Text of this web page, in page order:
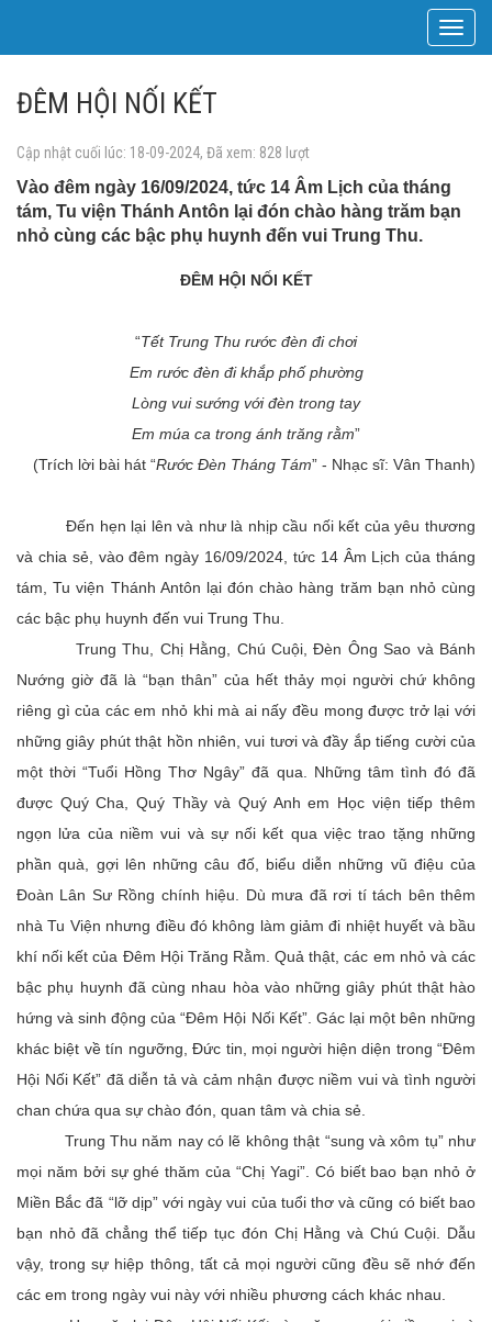
Toggle
ĐÊM HỘI NỐI KẾT
Cập nhật cuối lúc: 18-09-2024, Đã xem: 828 lượt
Vào đêm ngày 16/09/2024, tức 14 Âm Lịch của tháng
tám, Tu viện Thánh Antôn lại đón chào hàng trăm bạn
nhỏ cùng các bậc phụ huynh đến vui Trung Thu.
ĐÊM HỘI NỐI KẾT
“Tết Trung Thu rước đèn đi chơi
Em rước đèn đi khắp phố phường
Lòng vui sướng với đèn trong tay
Em múa ca trong ánh trăng rằm”
(Trích lời bài hát “Rước Đèn Tháng Tám” - Nhạc sĩ: Vân Thanh)
Đến hẹn lại lên và như là nhịp cầu nối kết của yêu thương
và chia sẻ, vào đêm ngày 16/09/2024, tức 14 Âm Lịch của tháng
tám, Tu viện Thánh Antôn lại đón chào hàng trăm bạn nhỏ cùng
các bậc phụ huynh đến vui Trung Thu.
Trung Thu, Chị Hằng, Chú Cuội, Đèn Ông Sao và Bánh
Nướng giờ đã là “bạn thân” của hết thảy mọi người chứ không
riêng gì của các em nhỏ khi mà ai nấy đều mong được trở lại với
những giây phút thật hồn nhiên, vui tươi và đầy ắp tiếng cười của
một thời “Tuổi Hồng Thơ Ngây” đã qua. Những tâm tình đó đã
được Quý Cha, Quý Thầy và Quý Anh em Học viện tiếp thêm
ngọn lửa của niềm vui và sự nối kết qua việc trao tặng những
phần quà, gợi lên những câu đố, biểu diễn những vũ điệu của
Đoàn Lân Sư Rồng chính hiệu. Dù mưa đã rơi tí tách bên thêm
nhà Tu Viện nhưng điều đó không làm giảm đi nhiệt huyết và bầu
khí nối kết của Đêm Hội Trăng Rằm. Quả thật, các em nhỏ và các
bậc phụ huynh đã cùng nhau hòa vào những giây phút thật hào
hứng và sinh động của “Đêm Hội Nối Kết”. Gác lại một bên những
khác biệt về tín ngưỡng, Đức tin, mọi người hiện diện trong “Đêm
Hội Nối Kết” đã diễn tả và cảm nhận được niềm vui và tình người
chan chứa qua sự chào đón, quan tâm và chia sẻ.
Trung Thu năm nay có lẽ không thật “sung và xôm tụ” như
mọi năm bởi sự ghé thăm của “Chị Yagi”. Có biết bao bạn nhỏ ở
Miền Bắc đã “lỡ dịp” với ngày vui của tuổi thơ và cũng có biết bao
bạn nhỏ đã chẳng thể tiếp tục đón Chị Hằng và Chú Cuội. Dẫu
vậy, trong sự hiệp thông, tất cả mọi người cũng đều sẽ nhớ đến
các em trong ngày vui này với nhiều phương cách khác nhau.